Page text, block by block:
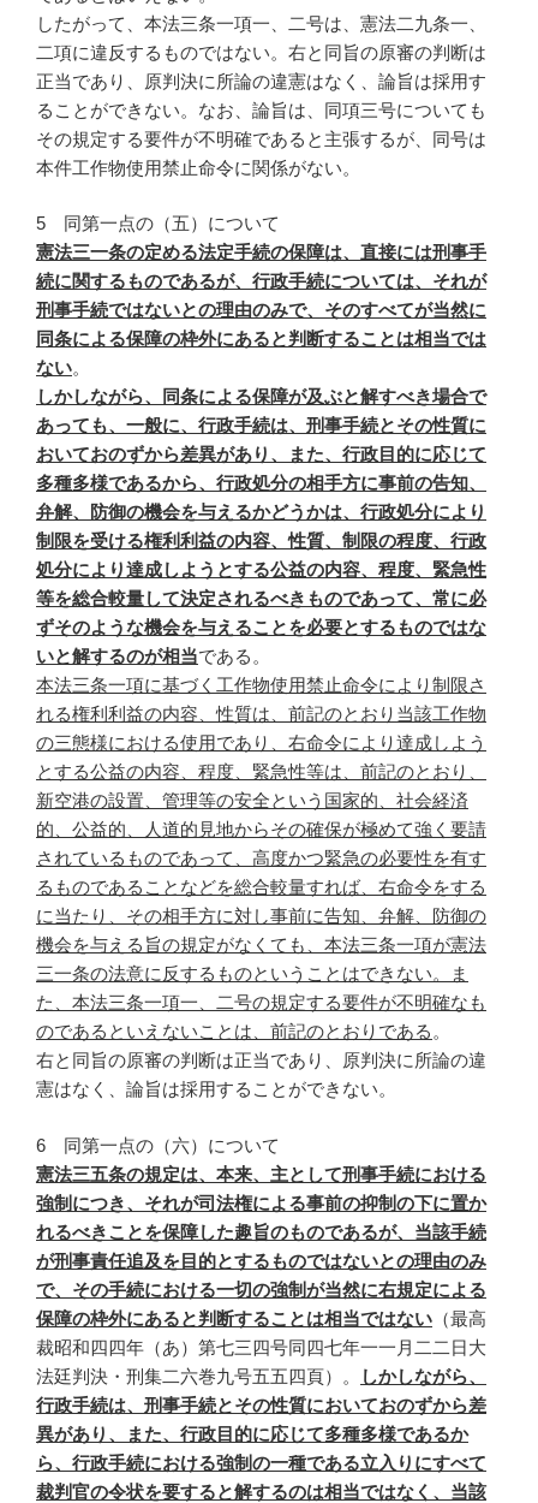
したがって、本法三条一項一、二号は、憲法二九条一、
二項に違反するものではない。右と同旨の原審の判断は
正当であり、原判決に所論の違憲はなく、論旨は採用す
ることができない。なお、論旨は、同項三号についても
その規定する要件が不明確であると主張するが、同号は
本件工作物使用禁止命令に関係がない。
5 同第一点の（五）について
憲法三一条の定める法定手続の保障は、直接には刑事手
続に関するものであるが、行政手続については、それが
刑事手続ではないとの理由のみで、そのすべてが当然に
同条による保障の枠外にあると判断することは相当では
ない。
しかしながら、同条による保障が及ぶと解すべき場合で
あっても、一般に、行政手続は、刑事手続とその性質に
おいておのずから差異があり、また、行政目的に応じて
多種多様であるから、行政処分の相手方に事前の告知、
弁解、防御の機会を与えるかどうかは、行政処分により
制限を受ける権利利益の内容、性質、制限の程度、行政
処分により達成しようとする公益の内容、程度、緊急性
等を総合較量して決定されるべきものであって、常に必
ずそのような機会を与えることを必要とするものではな
いと解するのが相当である。
本法三条一項に基づく工作物使用禁止命令により制限さ
れる権利利益の内容、性質は、前記のとおり当該工作物
の三態様における使用であり、右命令により達成しよう
とする公益の内容、程度、緊急性等は、前記のとおり、
新空港の設置、管理等の安全という国家的、社会経済
的、公益的、人道的見地からその確保が極めて強く要請
されているものであって、高度かつ緊急の必要性を有す
るものであることなどを総合較量すれば、右命令をする
に当たり、その相手方に対し事前に告知、弁解、防御の
機会を与える旨の規定がなくても、本法三条一項が憲法
三一条の法意に反するものということはできない。ま
た、本法三条一項一、二号の規定する要件が不明確なも
のであるといえないことは、前記のとおりである 。
右と同旨の原審の判断は正当であり、原判決に所論の違
憲はなく、論旨は採用することができない。
6 同第一点の（六）について
憲法三五条の規定は、本来、主として刑事手続における
強制につき、それが司法権による事前の抑制の下に置か
れるべきことを保障した趣旨のものであるが、当該手続
が刑事責任追及を目的とするものではないとの理由のみ
で、その手続における一切の強制が当然に右規定による
保障の枠外にあると判断することは相当ではない （最高
裁昭和四四年（あ）第七三四号同四七年一一月二二日大
法廷判決・刑集二六巻九号五五四頁）。
しかしながら、
行政手続は、刑事手続とその性質においておのずから差
異があり、また、行政目的に応じて多種多様であるか
ら、行政手続における強制の一種である立入りにすべて
裁判官の令状を要すると解するのは相当ではなく、当該